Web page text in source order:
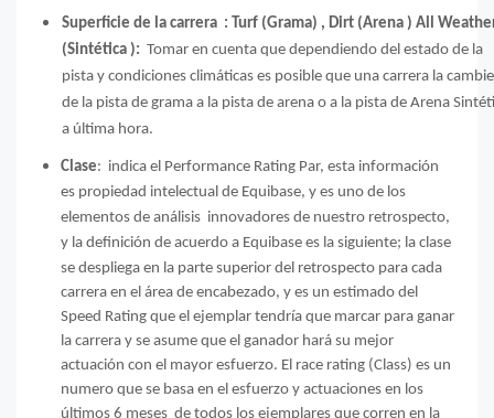
Superficie de la carrera : Turf (Grama) , Dirt (Arena ) All
(Sintética ): Tomar en cuenta que dependiendo del estado de la
pista y condiciones climáticas es posible que una carrera la
de la pista de grama a la pista de arena o a la pista de Arena
a última hora.
Clase: indica el Performance Rating Par, esta información
es propiedad intelectual de Equibase, y es uno de los
elementos de análisis innovadores de nuestro retrospecto,
y la definición de acuerdo a Equibase es la siguiente; la clase
se despliega en la parte superior del retrospecto para cada
carrera en el área de encabezado, y es un estimado del
Speed Rating que el ejemplar tendría que marcar para ganar
la carrera y se asume que el ganador hará su mejor
actuación con el mayor esfuerzo. El race rating (Class) es un
numero que se basa en el esfuerzo y actuaciones en los
últimos 6 meses de todos los ejemplares que corren en la